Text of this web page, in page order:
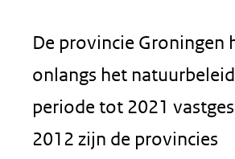
De provincie Groningen
onlangs het
periode tot 2021
2012 zijn de provincies